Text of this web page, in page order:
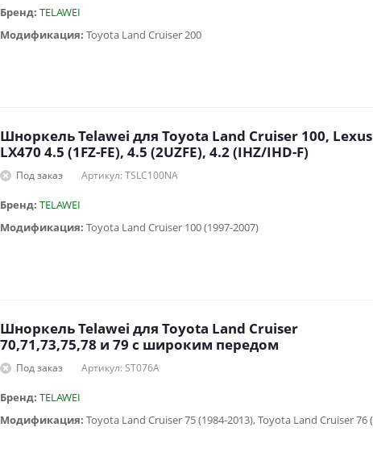
Бренд: TELAWEI
Модификация: Toyota Land Cruiser 200
Шноркель Telawei для Toyota Land Cruiser 100, Lexus
LX470 4.5 (1FZ-FE), 4.5 (2UZFE), 4.2 (IHZ/IHD-F)
Под заказ Артикул: TSLC100NA
Бренд: TELAWEI
Модификация: Toyota Land Cruiser 100 (1997-2007)
Шноркель Telawei для Toyota Land Cruiser
70,71,73,75,78 и 79 с широким передом
Под заказ Артикул: ST076A
Бренд: TELAWEI
Модификация: